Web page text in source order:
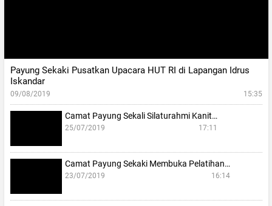
Payung Sekaki Pusatkan Upacara HUT RI di Lapangan Idrus
Iskandar
09/08/2019 15:35
Camat Payung Sekali Silaturahmi Kanit…
25/07/2019 17:11
Camat Payung Sekaki Membuka Pelatihan…
23/07/2019 16:14